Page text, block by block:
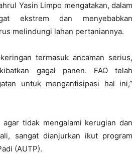
Yasin Limpo mengatakan, dalam
ekstrem dan menyebabkan
melindungi lahan pertaniannya.
termasuk ancaman serius,
gagal panen. FAO telah
untuk mengantisipasi hal ini,”
tidak mengalami kerugian dan
sangat dianjurkan ikut program
(AUTP).